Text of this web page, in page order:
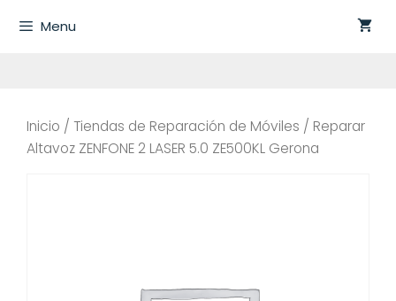
Menu
Inicio / Tiendas de Reparación de Móviles / Reparar
Altavoz ZENFONE 2 LASER 5.0 ZE500KL Gerona